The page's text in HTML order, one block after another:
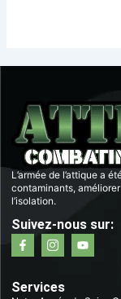
L’armée de l’attique a
contaminants,
l’isolation.
Suivez-nous sur:
F
a
c
b
o
I
c
ô
e
-
Y
o
u
b
Services